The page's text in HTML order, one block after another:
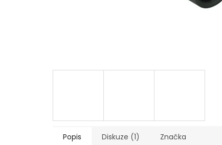
Popis Diskuze (1) Značka